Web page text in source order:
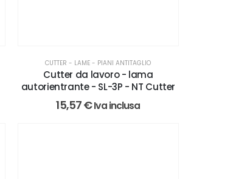
CUTTER - LAME - PIANI ANTITAGLIO
Cutter da lavoro - lama
autorientrante - SL-3P - NT Cutter
15,57€Iva inclusa